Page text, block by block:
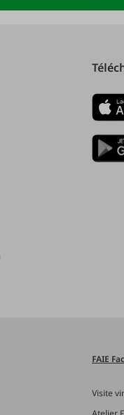
FAIE
Visite